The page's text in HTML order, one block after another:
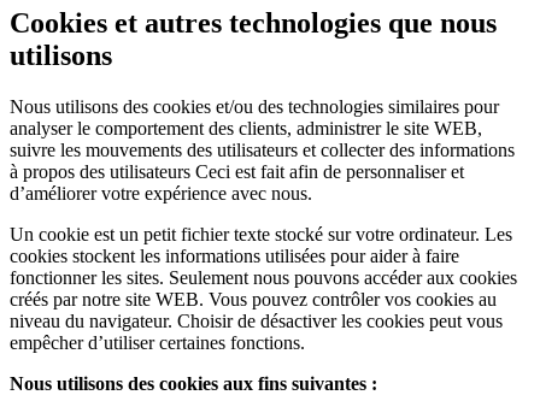
Cookies et autres technologies que nous
utilisons
Nous utilisons des cookies et/ou des technologies similaires pour
analyser le comportement des clients, administrer le site WEB,
suivre les mouvements des utilisateurs et collecter des informations
à propos des utilisateurs Ceci est fait afin de personnaliser et
d’améliorer votre expérience avec nous.
Un cookie est un petit fichier texte stocké sur votre ordinateur. Les
cookies stockent les informations utilisées pour aider à faire
fonctionner les sites. Seulement nous pouvons accéder aux cookies
créés par notre site WEB. Vous pouvez contrôler vos cookies au
niveau du navigateur. Choisir de désactiver les cookies peut vous
empêcher d’utiliser certaines fonctions.
Nous utilisons des cookies aux fins suivantes :